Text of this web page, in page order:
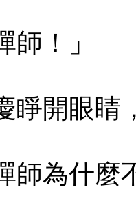
！」
開眼睛
為什麼